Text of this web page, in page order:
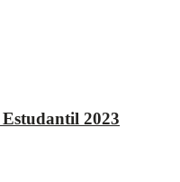
Estudantil 2023